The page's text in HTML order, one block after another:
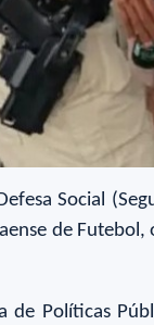
Social
de
Políticas